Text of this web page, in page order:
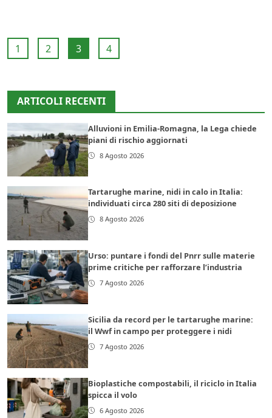
1 2 3 4
ARTICOLI RECENTI
Alluvioni in Emilia-Romagna, la Lega chiede
piani di rischio aggiornati
8 Agosto 2026
Tartarughe marine, nidi in calo in Italia:
individuati circa 280 siti di deposizione
8 Agosto 2026
Urso: puntare i fondi del Pnrr sulle materie
prime critiche per rafforzare l’industria
7 Agosto 2026
Sicilia da record per le tartarughe marine:
il Wwf in campo per proteggere i nidi
7 Agosto 2026
Bioplastiche compostabili, il riciclo in Italia
spicca il volo
6 Agosto 2026